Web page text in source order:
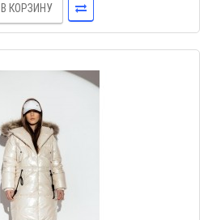
В КОРЗИНУ